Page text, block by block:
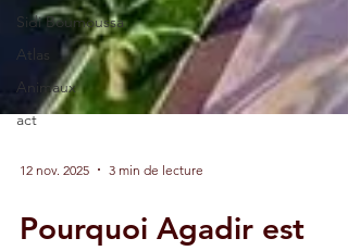
Sidi Boumoussa
Atlas
Animaux
act